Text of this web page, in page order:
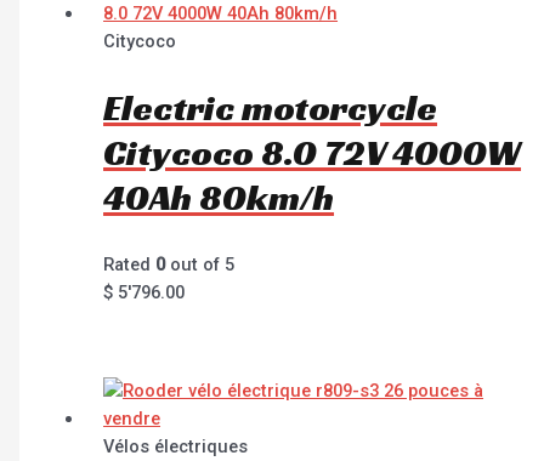
Citycoco
Electric motorcycle
Citycoco 8.0 72V 4000W
40Ah 80km/h
Rated 0out of 5
$ 5'796.00
Vélos électriques